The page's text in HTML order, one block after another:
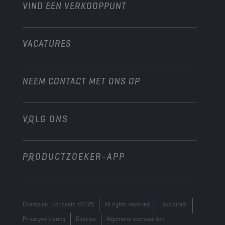
Scheepvaart
VIND EEN VERKOOPPUNT
VACATURES
NEEM CONTACT MET ONS OP
info@championlubes.com
+32 3 870 00 20
Georges Gilliotstraat, 52 2620 Hemiksem
VOLG ONS
PRODUCTZOEKER-APP
Champion Lubricants ©2025 All rights reserved
Disclaimer
Privacyverklaring
Cookies Algemene voorwaarden